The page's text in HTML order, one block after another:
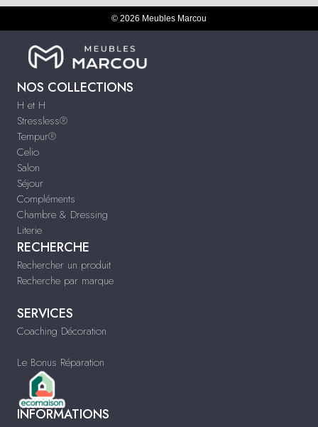
© 2026 Meubles Marcou
NOS COLLECTIONS
H et H
Stressless®
Tempur®
Celio
Salon
Séjour
Compléments
Chambre & Dressing
Literie
RECHERCHE
Rechercher un produit
Recherche par marque
SERVICES
Coaching Décoration
Le Bonus Réparation
INFORMATIONS